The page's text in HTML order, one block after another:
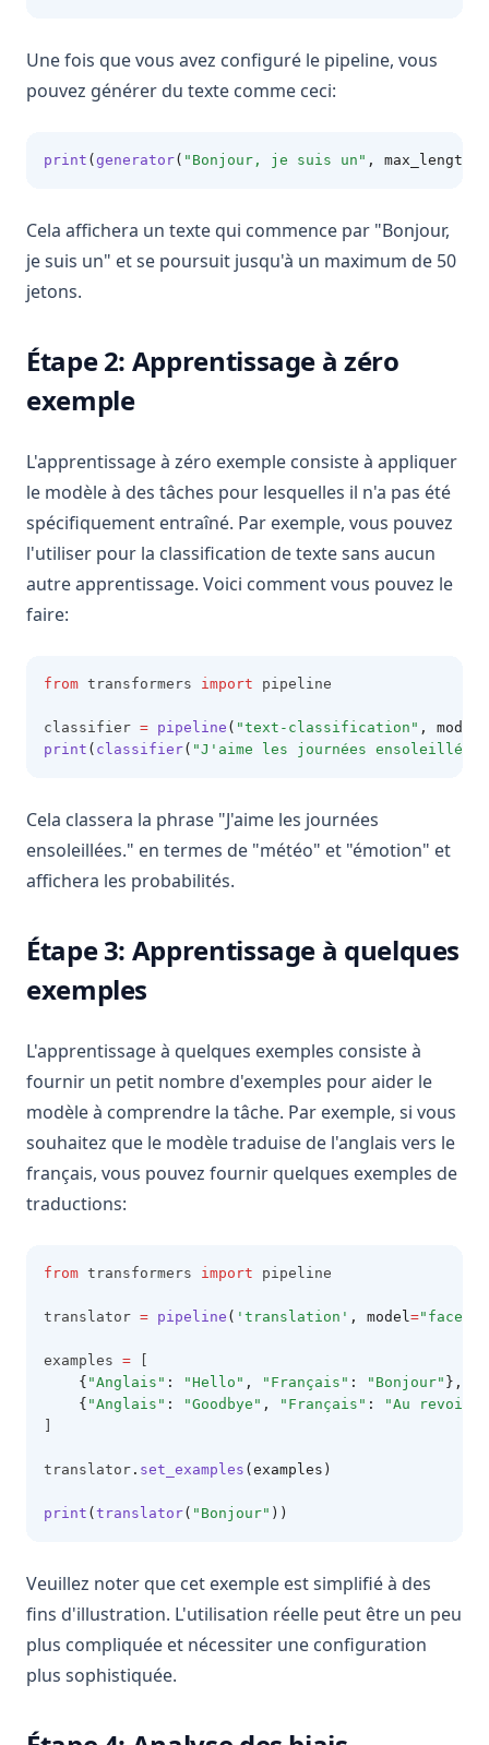
Une fois que vous avez configuré le pipeline, vous
pouvez générer du texte comme ceci:
print ( generator( "Bonjour, je suis un" , max_length
Cela affichera un texte qui commence par "Bonjour,
je suis un" et se poursuit jusqu'à un maximum de 50
jetons.
Étape 2: Apprentissage à zéro
exemple
L'apprentissage à zéro exemple consiste à appliquer
le modèle à des tâches pour lesquelles il n'a pas été
spécifiquement entraîné. Par exemple, vous pouvez
l'utiliser pour la classification de texte sans aucun
autre apprentissage. Voici comment vous pouvez le
faire:
from transformers import pipeline
classifier = pipeline ( "text-classification" , model
print ( classifier( "J'aime les journées
Cela classera la phrase "J'aime les journées
ensoleillées." en termes de "météo" et "émotion" et
affichera les probabilités.
Étape 3: Apprentissage à quelques
exemples
L'apprentissage à quelques exemples consiste à
fournir un petit nombre d'exemples pour aider le
modèle à comprendre la tâche. Par exemple, si vous
souhaitez que le modèle traduise de l'anglais vers le
français, vous pouvez fournir quelques exemples de
traductions:
from transformers import pipeline
translator = pipeline ( 'translation' , model=
examples =
{ "Anglais" : "Hello" , "Français" : "Bonjour" },
{ "Anglais" : "Goodbye" , "Français" : "Au revoir"
translator . set_examples (examples)
print ( translator( "Bonjour" ))
Veuillez noter que cet exemple est simplifié à des
fins d'illustration. L'utilisation réelle peut être un peu
plus compliquée et nécessiter une configuration
plus sophistiquée.